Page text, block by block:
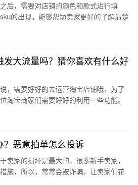
后，需要对店铺的颜色和款式进行填
的出现，能够帮助卖家更好的了解清楚
发大流量吗？猜你喜欢有什么好
，需要好好的去运营淘宝店铺哦，为了
淘宝商家们需要好好的利用一些功能。
？恶意拍单怎么投诉
卖家的损坏是最大的，很多新手卖家，
施，所以，常常会被诈骗，让卖家们花